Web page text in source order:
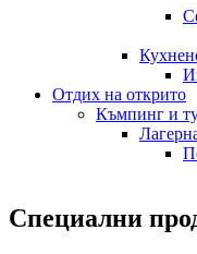
Отдих на открито
Къмпинг и
Специални